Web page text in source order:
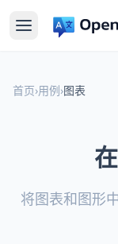
首页›用例›图表
将图表和图形